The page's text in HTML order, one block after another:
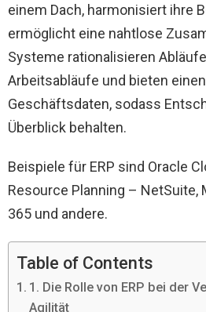
einem Dach, harmonisiert ihre
ermöglicht eine nahtlose
Systeme rationalisieren
Arbeitsabläufe und bieten
Geschäftsdaten, sodass
Überblick behalten.
Beispiele für ERP sind Oracle
Resource Planning –
365 und andere.
Table of Contents
1. Die Rolle von ERP bei der
Agilität